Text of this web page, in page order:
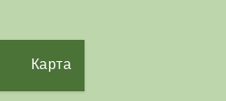
Карта